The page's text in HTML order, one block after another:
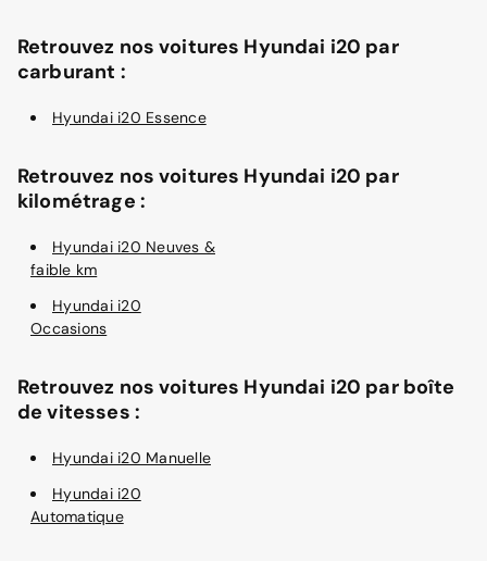
Retrouvez nos voitures Hyundai i20 par
carburant :
Hyundai i20 Essence
Retrouvez nos voitures Hyundai i20 par
kilométrage :
Hyundai i20 Neuves &
faible km
Hyundai i20
Occasions
Retrouvez nos voitures Hyundai i20 par boîte
de vitesses :
Hyundai i20 Manuelle
Hyundai i20
Automatique